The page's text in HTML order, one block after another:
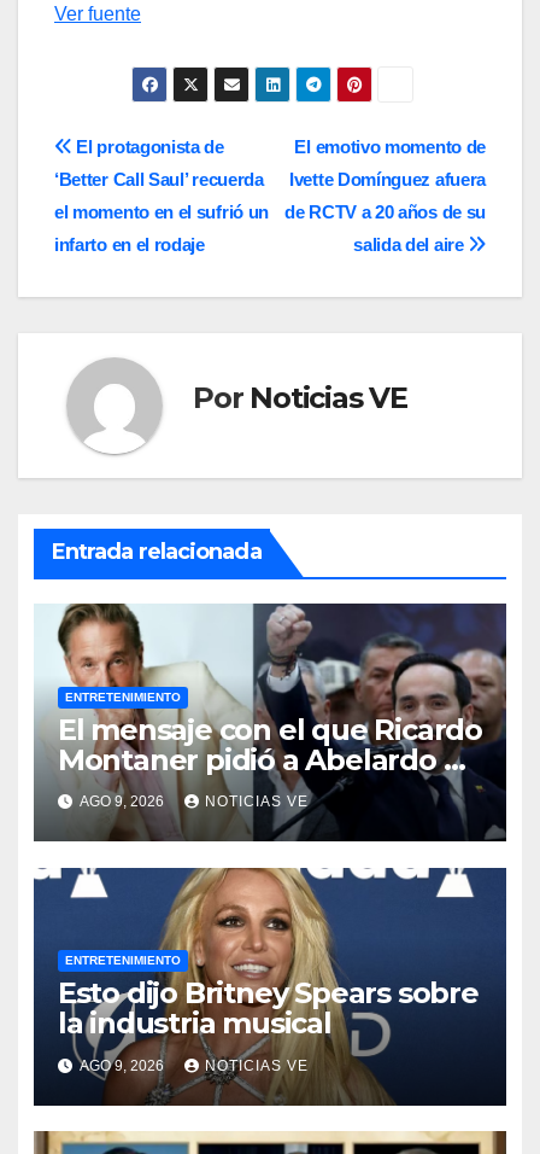
Ver fuente
Navegación
de
entradas
El emotivo momento de
Ivette Domínguez afuera
de RCTV a 20 años de su
salida del aire
El protagonista de
‘Better Call Saul’ recuerda
el momento en el sufrió un
infarto en el rodaje
Por Noticias VE
Entrada relacionada
ENTRETENIMIENTO
El mensaje con el que Ricardo
Montaner pidió a Abelardo de
la Espriella ayudar a
Venezuela
AGO 9, 2026 NOTICIAS VE
ENTRETENIMIENTO
Esto dijo Britney Spears sobre
la industria musical
AGO 9, 2026 NOTICIAS VE